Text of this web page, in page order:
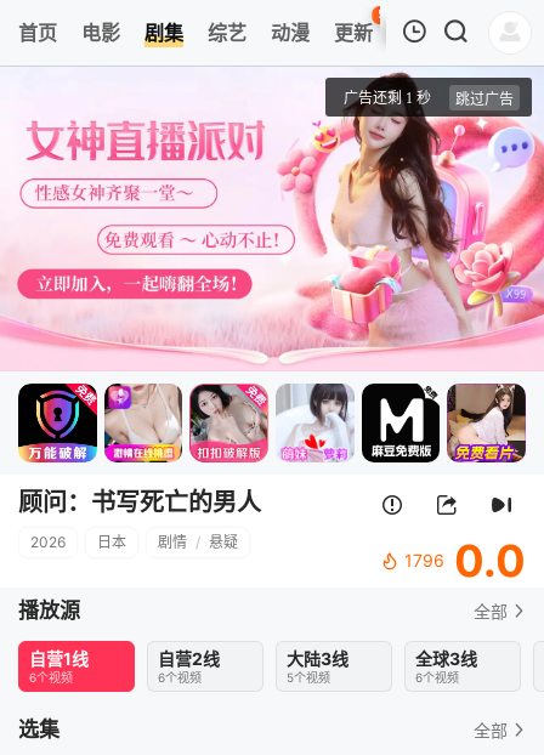
首页 电影 剧集 综艺 动漫 更新
59
热榜 APP
顾问：书写死亡的男人
顾问：书写死亡的男人
2026 日本 剧情 / 悬疑
1796 0.0
播放源 全部
自营1线
6个视频
自营2线
6个视频
大陆3线
5个视频
全球3线
6个视频
选集 全部